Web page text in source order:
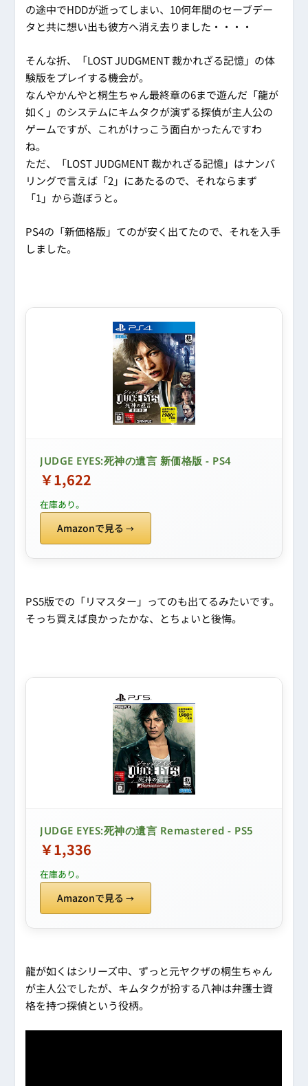
の途中でHDDが逝ってしまい、10何年間のセーブデー
タと共に想い出も彼方へ消え去りました・・・・
そんな折、「LOST JUDGMENT 裁かれざる記憶」の体
験版をプレイする機会が。
なんやかんやと桐生ちゃん最終章の6まで遊んだ「龍が
如く」のシステムにキムタクが演ずる探偵が主人公の
ゲームですが、これがけっこう面白かったんですわ
ね。
ただ、「LOST JUDGMENT 裁かれざる記憶」はナンバ
リングで言えば「2」にあたるので、それならまず
「1」から遊ぼうと。
PS4の「新価格版」てのが安く出てたので、それを入手
しました。
JUDGE EYES:死神の遺言 新価格版 - PS4
￥1,622
在庫あり。
Amazonで見る
PS5版での「リマスター」ってのも出てるみたいです。
そっち買えば良かったかな、とちょいと後悔。
JUDGE EYES:死神の遺言 Remastered - PS5
￥1,336
在庫あり。
Amazonで見る
龍が如くはシリーズ中、ずっと元ヤクザの桐生ちゃん
が主人公でしたが、キムタクが扮する八神は弁護士資
格を持つ探偵という役柄。